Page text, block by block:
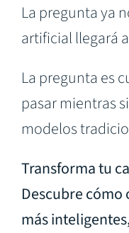
La pregunta ya
artificial llegará
La pregunta es
pasar mientras
modelos
Transforma tu
Descubre
más